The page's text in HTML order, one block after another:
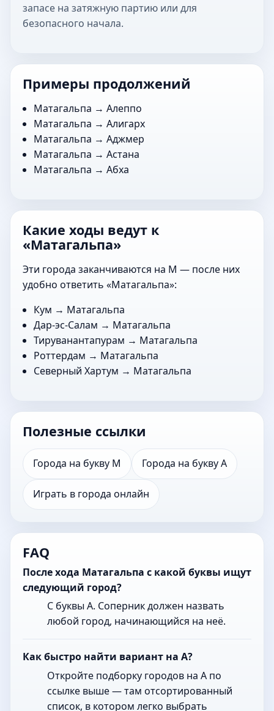
запасе на затяжную партию или для
безопасного начала.
Примеры продолжений
Матагальпа →Алеппо
Матагальпа →Алигарх
Матагальпа →Аджмер
Матагальпа →Астана
Матагальпа →Абха
Какие ходы ведут к
«Матагальпа»
Эти города заканчиваются на М — после них
удобно ответить «Матагальпа»:
Кум → Матагальпа
Дар-эс-Салам → Матагальпа
Тируванантапурам → Матагальпа
Роттердам → Матагальпа
Северный Хартум → Матагальпа
Полезные ссылки
Города на букву М Города на букву А
Играть в города онлайн
FAQ
После хода Матагальпа с какой буквы ищут
следующий город?
С буквы А. Соперник должен назвать
любой город, начинающийся на неё.
Как быстро найти вариант на А?
Откройте подборку городов на А по
ссылке выше — там отсортированный
список, в котором легко выбрать